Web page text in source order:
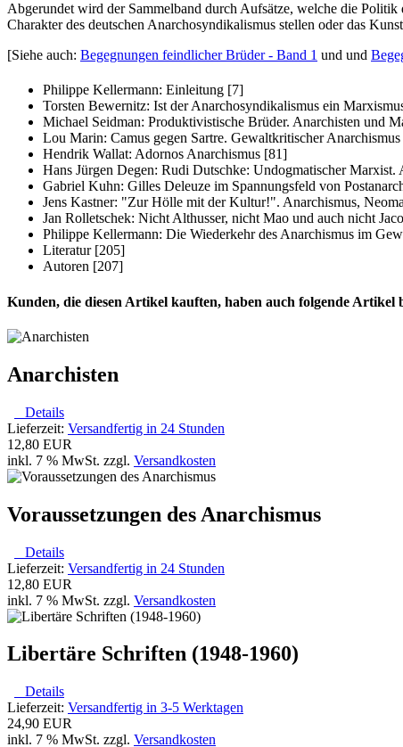
Abgerundet wird der Sammelband durch Aufsätze, welche die
Charakter des deutschen Anarchosyndikalismus stellen oder das
[Siehe auch: Begegnungen feindlicher Brüder - Band 1 und und
Philippe Kellermann: Einleitung [7]
Torsten Bewernitz: Ist der Anarchosyndikalismus ein
Michael Seidman: Produktivistische Brüder. Anarchisten und
Lou Marin: Camus gegen Sartre. Gewaltkritischer
Hendrik Wallat: Adornos Anarchismus [81]
Hans Jürgen Degen: Rudi Dutschke: Undogmatischer
Gabriel Kuhn: Gilles Deleuze im Spannungsfeld von
Jens Kastner: "Zur Hölle mit der Kultur!". Anarchismus,
Jan Rolletschek: Nicht Althusser, nicht Mao und auch nicht
Philippe Kellermann: Die Wiederkehr des Anarchismus im
Literatur [205]
Autoren [207]
Kunden, die diesen Artikel kauften, haben auch folgende Artikel
Anarchisten
Details
Lieferzeit: Versandfertig in 24 Stunden
12,80 EUR
inkl. 7 % MwSt. zzgl. Versandkosten
Voraussetzungen des Anarchismus
Details
Lieferzeit: Versandfertig in 24 Stunden
12,80 EUR
inkl. 7 % MwSt. zzgl. Versandkosten
Libertäre Schriften (1948-1960)
Details
Lieferzeit: Versandfertig in 3-5 Werktagen
24,90 EUR
inkl. 7 % MwSt. zzgl. Versandkosten